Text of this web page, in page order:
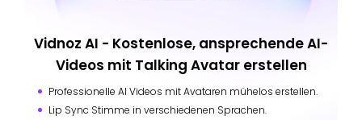
Vidnoz AI - Kostenlose, ansprechende AI-
Videos mit Talking Avatar erstellen
Professionelle AI Videos mit Avataren mühelos erstellen.
Lip Sync Stimme in verschiedenen Sprachen.